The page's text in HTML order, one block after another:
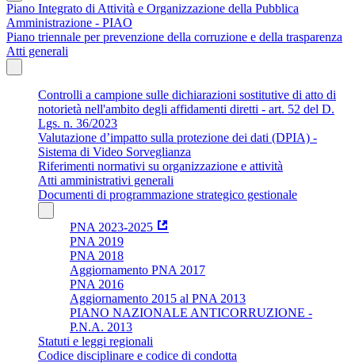
Piano Integrato di Attività e Organizzazione della Pubblica
Amministrazione - PIAO
Piano triennale per prevenzione della corruzione e della trasparenza
Atti generali
Controlli a campione sulle dichiarazioni sostitutive di atto di
notorietà nell'ambito degli affidamenti diretti - art. 52 del D.
Lgs. n. 36/2023
Valutazione d’impatto sulla protezione dei dati (DPIA) -
Sistema di Video Sorveglianza
Riferimenti normativi su organizzazione e attività
Atti amministrativi generali
Documenti di programmazione strategico gestionale
PNA 2023-2025
PNA 2019
PNA 2018
Aggiornamento PNA 2017
PNA 2016
Aggiornamento 2015 al PNA 2013
PIANO NAZIONALE ANTICORRUZIONE -
P.N.A. 2013
Statuti e leggi regionali
Codice disciplinare e codice di condotta